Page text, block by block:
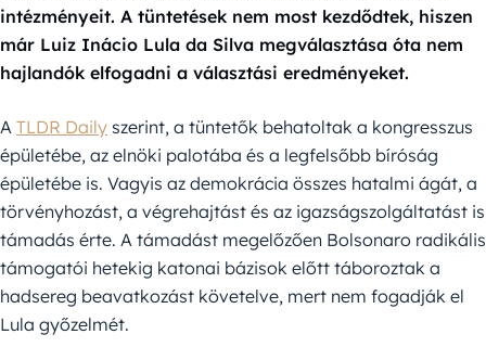
intézményeit. A tüntetések nem most kezdődtek, hiszen
már Luiz Inácio Lula da Silva megválasztása óta nem
hajlandók elfogadni a választási eredményeket.
A TLDR Daily szerint, a tüntetők behatoltak a kongresszus
épületébe, az elnöki palotába és a legfelsőbb bíróság
épületébe is. Vagyis az demokrácia összes hatalmi ágát, a
törvényhozást, a végrehajtást és az igazságszolgáltatást is
támadás érte. A támadást megelőzően Bolsonaro radikális
támogatói hetekig katonai bázisok előtt táboroztak a
hadsereg beavatkozást követelve, mert nem fogadják el
Lula győzelmét.